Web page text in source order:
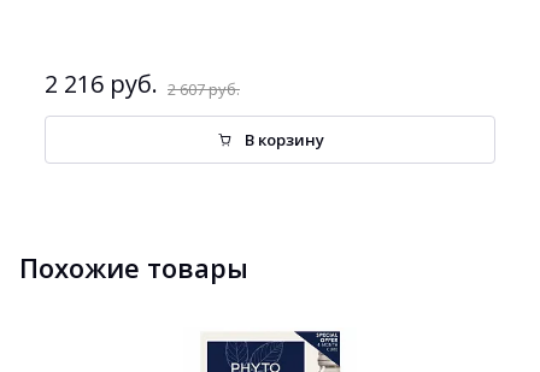
2 216 руб. 2 607 руб.
В корзину
Похожие товары